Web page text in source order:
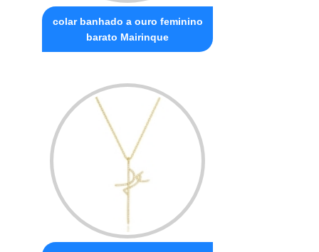
colar banhado a ouro feminino
barato Mairinque